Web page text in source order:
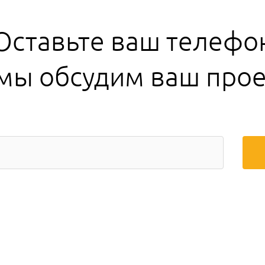
ваш
обсудим ваш